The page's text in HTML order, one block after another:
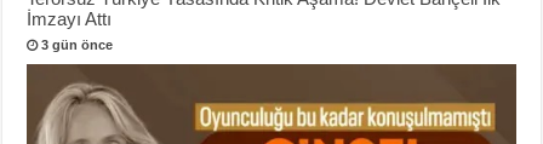
İmzayı Attı
3 gün önce